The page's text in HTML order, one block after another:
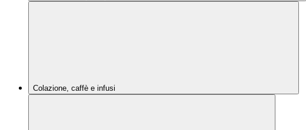
Colazione, caffè e infusi